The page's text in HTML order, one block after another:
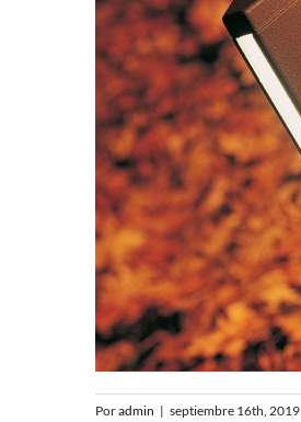
Poradmin | septiembre 16th, 2019